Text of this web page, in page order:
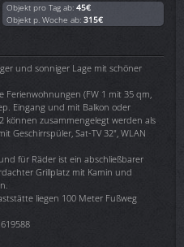
Objekt pro Tag ab: 45€
Objekt p. Woche ab: 315€
und sonniger Lage mit schöner
Ferienwohnungen (FW 1 mit 35 qm,
Eingang und mit Balkon oder
können zusammengelegt werden als
Geschirrspüler, Sat-TV 32", WLAN
für Räder ist ein abschließbarer
Grillplatz mit Kamin und
liegen 100 Meter Fußweg